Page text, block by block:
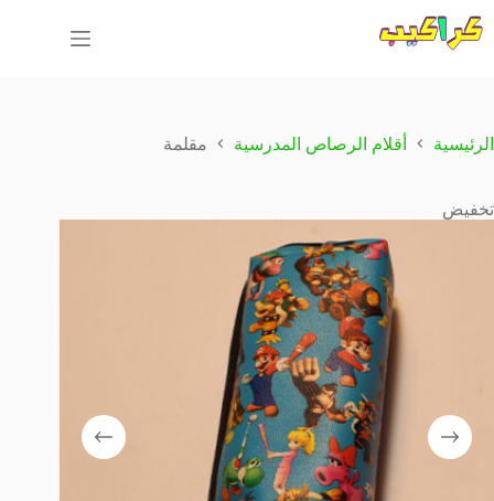
إلى
المحتوى
الرئيسية أقلام الرصاص المدرسية مقلمة
تخفيض